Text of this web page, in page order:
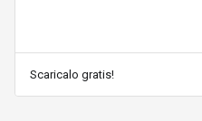
Scaricalo gratis!